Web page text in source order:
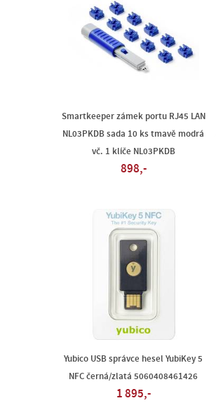
Smartkeeper zámek portu RJ45 LAN
NL03PKDB sada 10 ks tmavě modrá
vč. 1 klíče NL03PKDB
898,-
Yubico USB správce hesel YubiKey 5
NFC černá/zlatá 5060408461426
1 895,-